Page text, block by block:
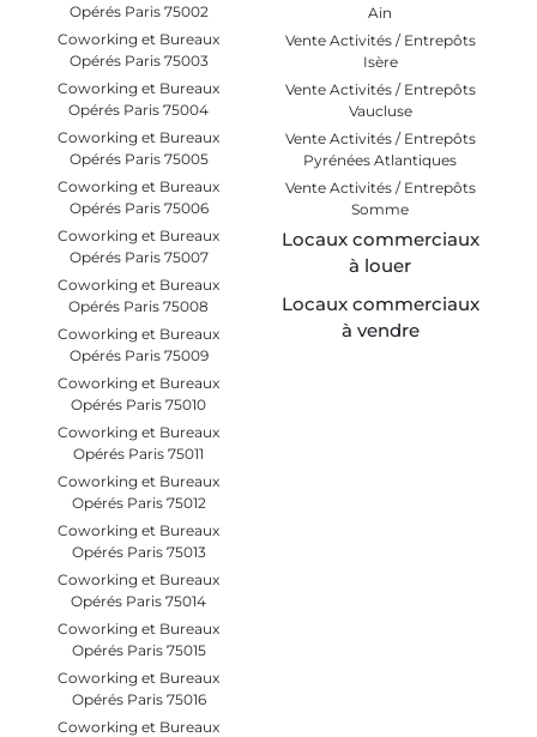
Opérés Paris 75002
Coworking et Bureaux
Opérés Paris 75003
Coworking et Bureaux
Opérés Paris 75004
Coworking et Bureaux
Opérés Paris 75005
Coworking et Bureaux
Opérés Paris 75006
Coworking et Bureaux
Opérés Paris 75007
Coworking et Bureaux
Opérés Paris 75008
Coworking et Bureaux
Opérés Paris 75009
Coworking et Bureaux
Opérés Paris 75010
Coworking et Bureaux
Opérés Paris 75011
Coworking et Bureaux
Opérés Paris 75012
Coworking et Bureaux
Opérés Paris 75013
Coworking et Bureaux
Opérés Paris 75014
Coworking et Bureaux
Opérés Paris 75015
Coworking et Bureaux
Opérés Paris 75016
Coworking et Bureaux
Ain
Vente Activités / Entrepôts
Isère
Vente Activités / Entrepôts
Vaucluse
Vente Activités / Entrepôts
Pyrénées Atlantiques
Vente Activités / Entrepôts
Somme
Locaux commerciaux
à louer
Locaux commerciaux
à vendre